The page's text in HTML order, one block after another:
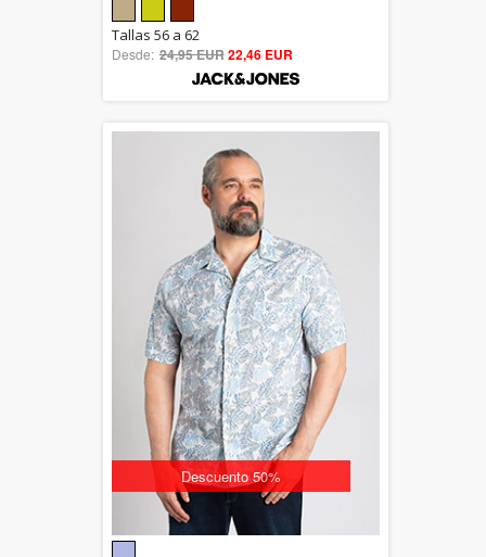
out of 5
Tallas 56 a 62
Desde: 24,95 EUR22,46 EUR
Descuento 50%